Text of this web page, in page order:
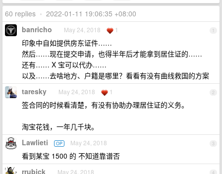
60 replies • 2022-01-11 19:06:35 +08:00
1
banricho May 24, 2018 1
印象中自如提供房东证件……
然后……现在提交申请，也得半年后才能拿到居住证的……
还有…… X 宝可以代办……
以及……去啥地方、户籍是哪里？看看有没有曲线救国的方案
2
taresky May 24, 2018 1
签合同的时候看清楚，有没有协助办理居住证的义务。
淘宝花钱，一年几千块。
3
Lawlieti OP May 24, 2018
看到某宝 1500 的 不知道靠谱否
rrubick May 24, 2018